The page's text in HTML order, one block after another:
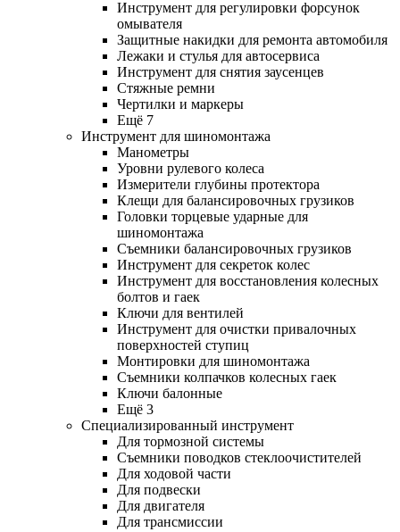
Инструмент для регулировки форсунок
омывателя
Защитные накидки для ремонта автомобиля
Лежаки и стулья для автосервиса
Инструмент для снятия заусенцев
Стяжные ремни
Чертилки и маркеры
Ещё 7
Инструмент для шиномонтажа
Манометры
Уровни рулевого колеса
Измерители глубины протектора
Клещи для балансировочных грузиков
Головки торцевые ударные для
шиномонтажа
Съемники балансировочных грузиков
Инструмент для секреток колес
Инструмент для восстановления колесных
болтов и гаек
Ключи для вентилей
Инструмент для очистки привалочных
поверхностей ступиц
Монтировки для шиномонтажа
Съемники колпачков колесных гаек
Ключи балонные
Ещё 3
Специализированный инструмент
Для тормозной системы
Съемники поводков стеклоочистителей
Для ходовой части
Для подвески
Для двигателя
Для трансмиссии